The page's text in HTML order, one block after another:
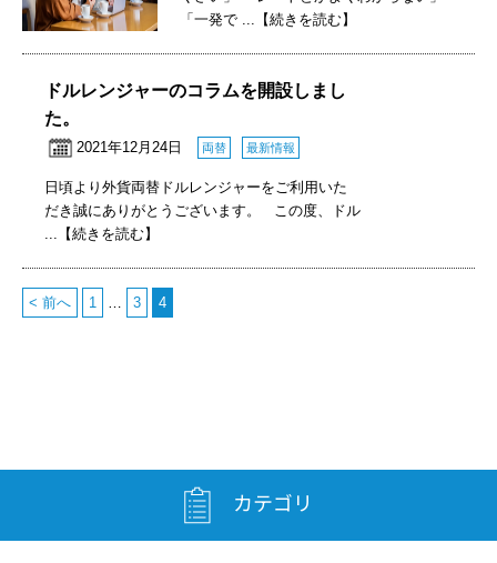
「一発で ...【続きを読む】
ドルレンジャーのコラムを開設しまし
た。
2021年12月24日 両替 最新情報
日頃より外貨両替ドルレンジャーをご利用いた
だき誠にありがとうございます。 この度、ドル
...【続きを読む】
< 前へ 1 … 3 4
カテゴリ